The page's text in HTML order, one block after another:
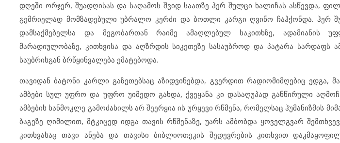
დღეში ორჯერ, შუადღისას და საღამოს შვიდ საათზე ჰერ შულცი ხალიჩას ასწევდა,
გემრიელად მომზადებული უბრალო კერძი და ბოთლი კარგი ღვინო ჩაჰქონდა. ჰერ
დამსაქმებელსა და მეგობართან რაიმე ამაღლებულ საკითხზე, ადამიანის
მარადიულობაზე, კითხვისა და აღზრდის სიკეთეზე სასაუბროდ და პატარა სარდაფს
საუბრისგან ბრწყინვალება ემატებოდა.
თავიდან ბატონი კარლი გაზეთებსაც აზიდვინებდა, გვერდით რადიომიმღებიც ედგა,
ამბები სულ უფრო და უფრო უიმედო გახდა, ქვეყანა კი დასაღუპად განწირული
ამბების ხანმოკლე გამოძახილს არ შეერყია ის ურყევი რწმენა, რომელსაც ჰუმანიზმის
ბაგეზე ღიმილით, მტკიცედ იდგა თავის რწმენაზე, უარს ამბობდა ყოველგვარ
კითხვასაც თავი ანება და თავისი ბიბლიოთეკის შედევრების კითხვით